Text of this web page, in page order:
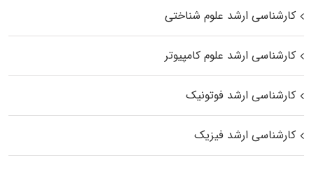
کارشناسی ارشد علوم شناختی
کارشناسی ارشد علوم کامپیوتر
کارشناسی ارشد فوتونیک
کارشناسی ارشد فیزیک